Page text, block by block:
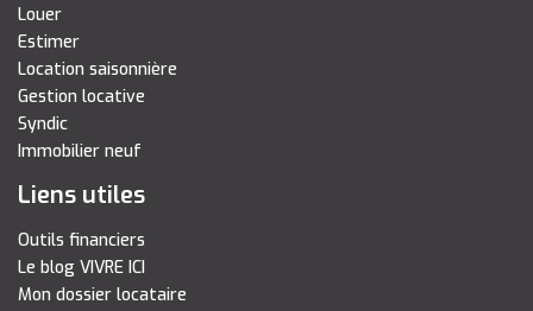
Louer
Estimer
Location saisonnière
Gestion locative
Syndic
Immobilier neuf
Liens utiles
Outils financiers
Le blog VIVRE ICI
Mon dossier locataire